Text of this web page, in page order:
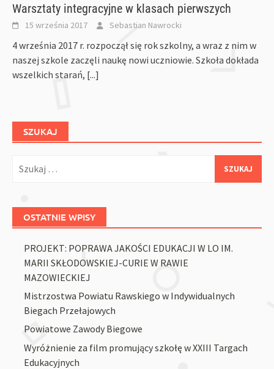
Warsztaty integracyjne w klasach pierwszych
15 września 2017 Sebastian Nawrocki
4 września 2017 r. rozpoczął się rok szkolny, a wraz z nim w
naszej szkole zaczęli naukę nowi uczniowie. Szkoła dokłada
wszelkich starań, [...]
SZUKAJ
OSTATNIE WPISY
PROJEKT: POPRAWA JAKOŚCI EDUKACJI W LO IM.
MARII SKŁODOWSKIEJ-CURIE W RAWIE
MAZOWIECKIEJ
Mistrzostwa Powiatu Rawskiego w Indywidualnych
Biegach Przełajowych
Powiatowe Zawody Biegowe
Wyróżnienie za film promujący szkołę w XXIII Targach
Edukacyjnych